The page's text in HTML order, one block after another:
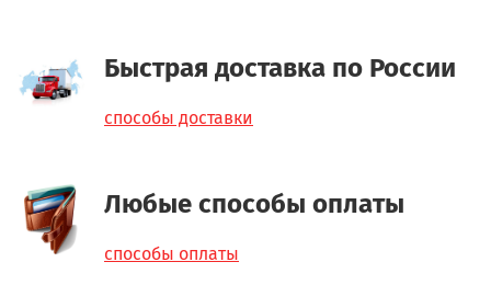
Быстрая доставка по России
способы доставки
Любые способы оплаты
способы оплаты